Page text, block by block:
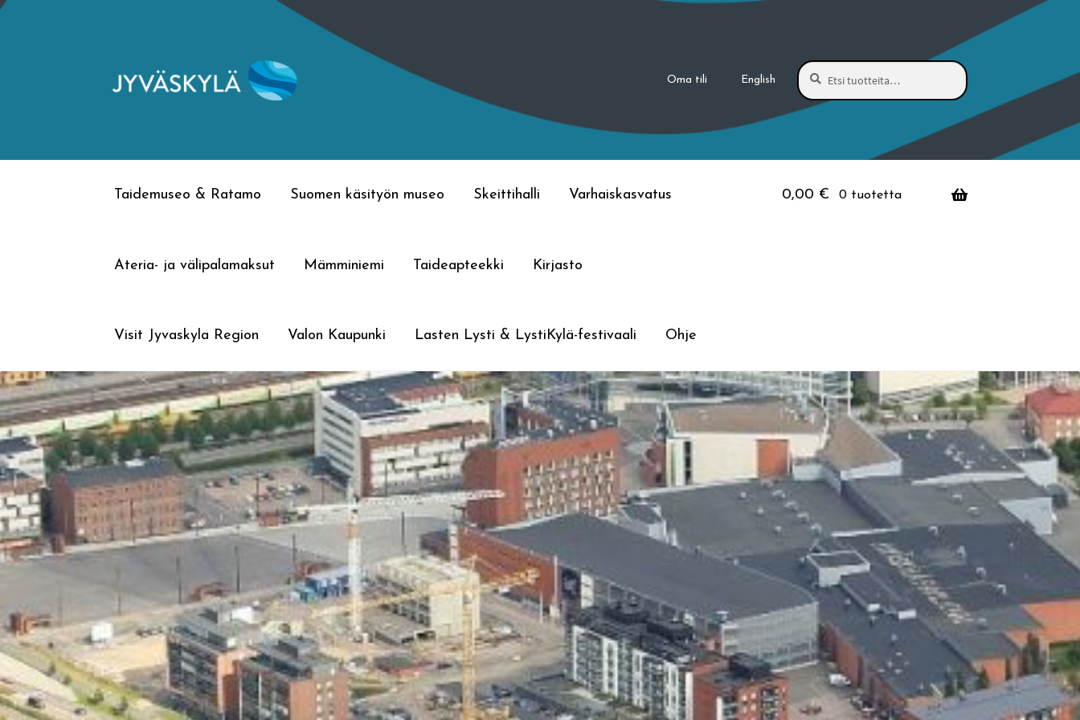
Siirry
Siirry
Oma tili English
Etsi:
Haku
Taidemuseo & Ratamo Suomen käsityön museo Skeittihalli Varhaiskasvatus
Ateria- ja välipalamaksut Mämminiemi Taideapteekki Kirjasto
Visit Jyvaskyla Region Valon Kaupunki Lasten Lysti & LystiKylä-festivaali Ohje
0,00 € 0 tuotetta